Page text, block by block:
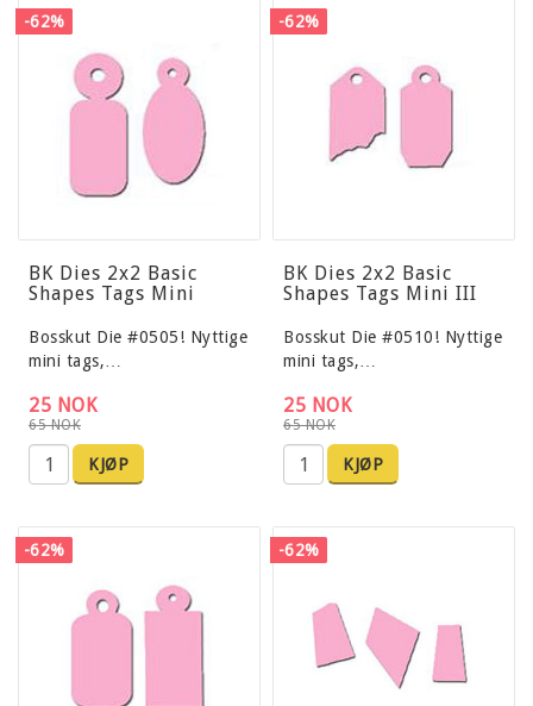
-62%
BK Dies 2x2 Basic
Shapes Tags Mini
Bosskut Die #0505! Nyttige
mini tags,…
65 NOK
25 NOK
KJØP
-62%
BK Dies 2x2 Basic
Shapes Tags Mini III
Bosskut Die #0510! Nyttige
mini tags,…
65 NOK
25 NOK
KJØP
-62% -62%